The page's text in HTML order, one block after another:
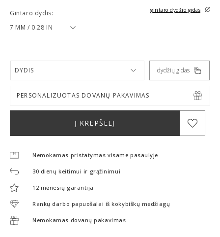
Gintaro dydis:
7 MM / 0.28 IN
gintaro dydžio gidas
DYDIS dydžių gidas
PERSONALIZUOTAS DOVANŲ PAKAVIMAS
Į KREPŠELĮ
Nemokamas pristatymas visame pasaulyje
30 dienų keitimui ir grąžinimui
12 mėnesių garantija
Rankų darbo papuošalai iš kokybiškų medžiagų
Nemokamas dovanų pakavimas